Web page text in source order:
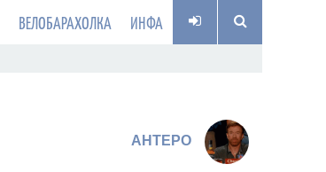
ВЕЛОБАРАХОЛКА ИНФА
AHTEPO